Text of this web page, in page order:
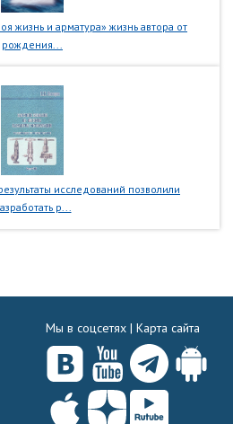
жизнь и арматура» жизнь автора от
рождения...
исследований позволили
р...
Мы в соцсетях | Карта сайта